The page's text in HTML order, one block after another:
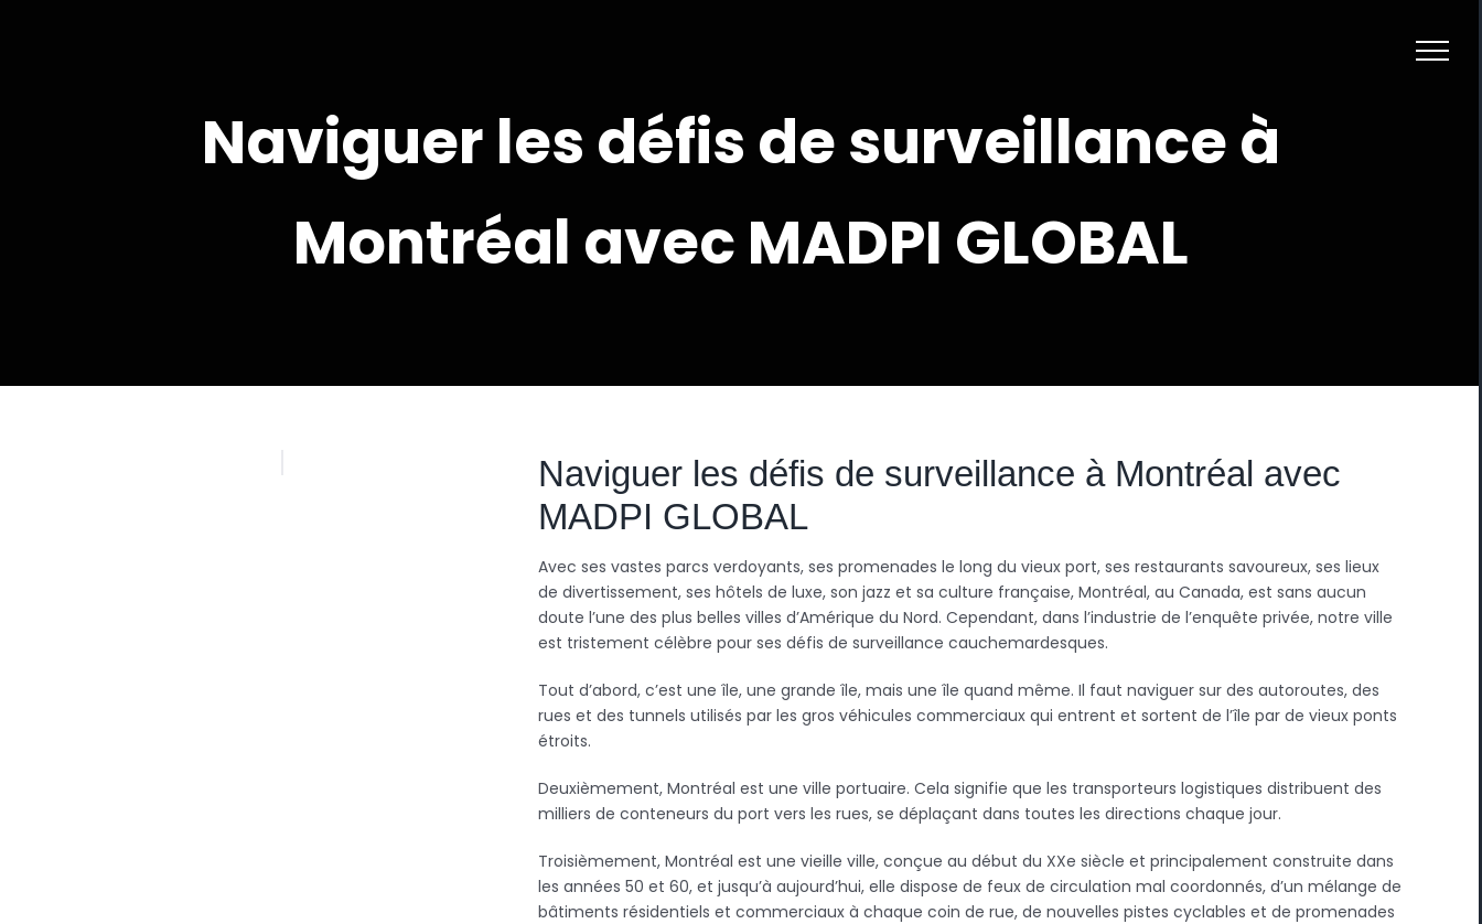
Naviguer les défis de surveillance à
Montréal avec MADPI GLOBAL
Naviguer les défis de surveillance à Montréal avec
MADPI GLOBAL
Avec ses vastes parcs verdoyants, ses promenades le long du vieux port, ses restaurants savoureux, ses lieux
de divertissement, ses hôtels de luxe, son jazz et sa culture française, Montréal, au Canada, est sans aucun
doute l’une des plus belles villes d’Amérique du Nord. Cependant, dans l’industrie de l’enquête privée, notre ville
est tristement célèbre pour ses défis de surveillance cauchemardesques.
Tout d’abord, c’est une île, une grande île, mais une île quand même. Il faut naviguer sur des autoroutes, des
rues et des tunnels utilisés par les gros véhicules commerciaux qui entrent et sortent de l’île par de vieux ponts
étroits.
Deuxièmement, Montréal est une ville portuaire. Cela signifie que les transporteurs logistiques distribuent des
milliers de conteneurs du port vers les rues, se déplaçant dans toutes les directions chaque jour.
Troisièmement, Montréal est une vieille ville, conçue au début du XXe siècle et principalement construite dans
les années 50 et 60, et jusqu’à aujourd’hui, elle dispose de feux de circulation mal coordonnés, d’un mélange de
bâtiments résidentiels et commerciaux à chaque coin de rue, de nouvelles pistes cyclables et de promenades